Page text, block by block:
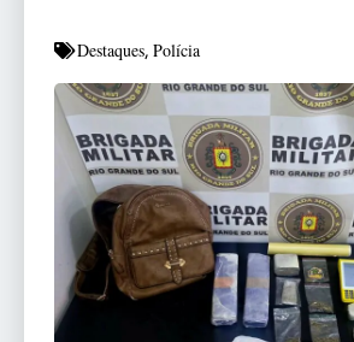
Destaques, Polícia